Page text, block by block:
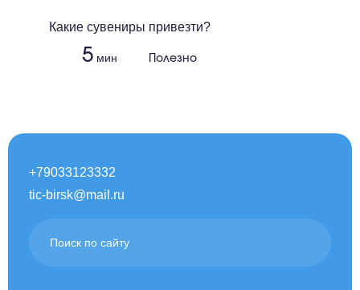
Какие сувениры привезти?
5 мин Полезно
+79033123332
tic-birsk@mail.ru